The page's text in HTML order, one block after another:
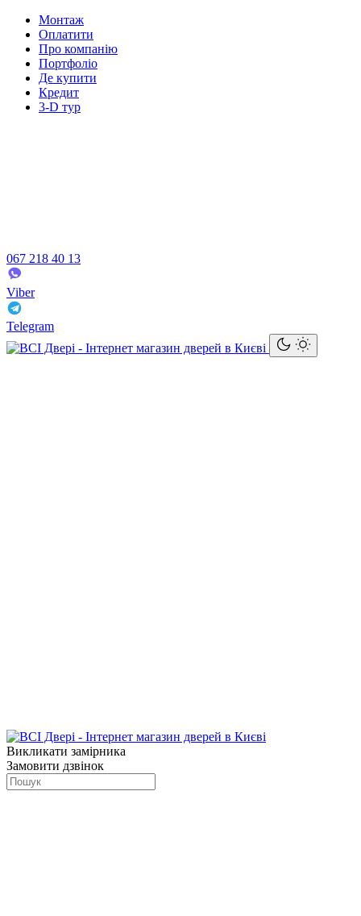
Монтаж
Оплатити
Про компанію
Портфоліо
Де купити
Кредит
3-D тур
067 218 40 13
Viber
Telegram
Викликати замірника
Замовити дзвінок